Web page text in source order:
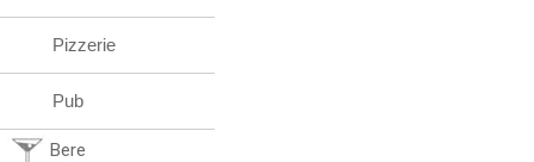
Pizzerie
Pub
Bere